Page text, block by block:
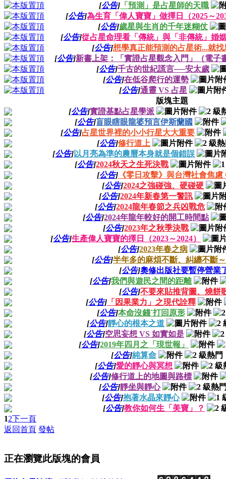
[公告] 「預測」是占星師的天職
[公告]為生育「偉人寶寶」做擇日（2025～
[公告]歲星與生肖的千年迷糊仗
[公告]從占星命理看「傳統」與「非傳統」婚
[公告]想學真正能預測的占星術...就
[公告]新書上架：「實證占星觀念入門」（電子
[公告]千古的世紀謊言──安太歲
[公告]在低谷爬行的運勢
[公告]通靈 VS 占星
版塊主題
[公告]實證基點占星學派
[公告]盲眼瞎眼龍婆預言伊斯蘭國
[公告]占星世界裡的小小行星大大重要
[公告]修行道上
[公告]以月亮為準的農曆本身就是個錯誤
[公告]2024秋天之生死決戰
[公告] 《零日攻擊》與台灣社會焦
[公告]2024之強碰強、硬碰硬
[公告]2024年新春第一警訊
[公告]2024龍年春節之兵凶戰危
[公告]2024年龍年較好的開工時間點
[公告]2023年之秋季決戰
[公告]生產偉人寶寶的擇日（2023～2024）
[公告]2023年春之病
[公告]半年多的麻煩不斷、糾纏不斷
[公告]奧修出版社要暫停營業
[公告]我們與遊民之間的距離
[公告]不要來貼推背圖、燒餅
[公告] 「因果業力」之現代詮釋
[公告]本命沒錢˙打回原形
[公告]靜心的根本之道
[公告]空思妄想 VS 如實如是
[公告]2019年四月之「現世報」
[公告]純算命
[公告]愛的靜心與冥想
[公告]修行道上的地圖與路標
[公告]靜坐與靜心
[公告]抱著水晶來靜心
[公告]教你如何生「美寶」？
12下一頁
返回首頁 發帖
正在瀏覽此版塊的會員